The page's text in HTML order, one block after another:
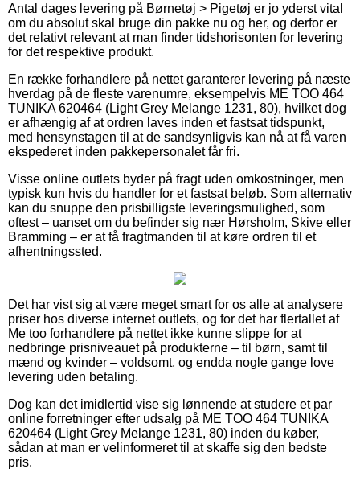
Antal dages levering på Børnetøj > Pigetøj er jo yderst vital
om du absolut skal bruge din pakke nu og her, og derfor er
det relativt relevant at man finder tidshorisonten for levering
for det respektive produkt.
En række forhandlere på nettet garanterer levering på næste
hverdag på de fleste varenumre, eksempelvis ME TOO 464
TUNIKA 620464 (Light Grey Melange 1231, 80), hvilket dog
er afhængig af at ordren laves inden et fastsat tidspunkt,
med hensynstagen til at de sandsynligvis kan nå at få varen
ekspederet inden pakkepersonalet får fri.
Visse online outlets byder på fragt uden omkostninger, men
typisk kun hvis du handler for et fastsat beløb. Som alternativ
kan du snuppe den prisbilligste leveringsmulighed, som
oftest – uanset om du befinder sig nær Hørsholm, Skive eller
Bramming – er at få fragtmanden til at køre ordren til et
afhentningssted.
Det har vist sig at være meget smart for os alle at analysere
priser hos diverse internet outlets, og for det har flertallet af
Me too forhandlere på nettet ikke kunne slippe for at
nedbringe prisniveauet på produkterne – til børn, samt til
mænd og kvinder – voldsomt, og endda nogle gange love
levering uden betaling.
Dog kan det imidlertid vise sig lønnende at studere et par
online forretninger efter udsalg på ME TOO 464 TUNIKA
620464 (Light Grey Melange 1231, 80) inden du køber,
sådan at man er velinformeret til at skaffe sig den bedste
pris.